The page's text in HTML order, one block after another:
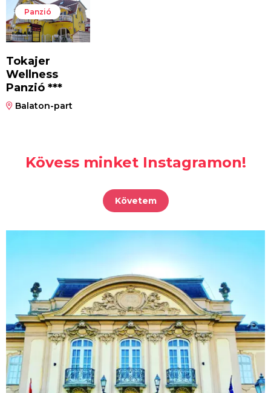
Panzió
Tokajer
Wellness
Panzió ***
Balaton-part
Kövess minket Instagramon!
Követem